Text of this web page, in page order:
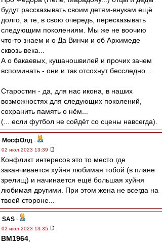
будут рассказывать своим детям-внукам ещё
долго, а те, в свою очередь, пересказывать
следующим поколениям. Мы же не воочию
что-то знаем и о Да Винчи и об Архимеде
сквозь века...
А о бакаевых, кушаношвилей и прочих зачем
вспоминать - они и так отсохнут бесследно...
Старостин - да, для нас икона, в наших
возможностях для следующих поколений,
сохранить память о нём...
(... если футбол не сойдёт со сцены навсегда).
МосфОлд -
02 июл 2023 13:39
Конфликт интересов это то место где
заканчивается хуйня любимая тобой (в плане
зрелищ) и начинается ещё большая хуйня
любимая другими. При этом жена не всегда на
твоей стороне...
SAS -
02 июл 2023 13:35
BM1964